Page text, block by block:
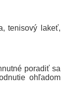
tenisový lakeť,
poradiť sa
ohľadom